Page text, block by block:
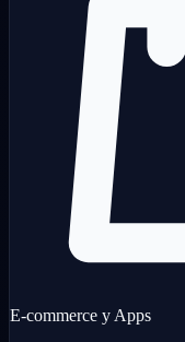
E-commerce y Apps